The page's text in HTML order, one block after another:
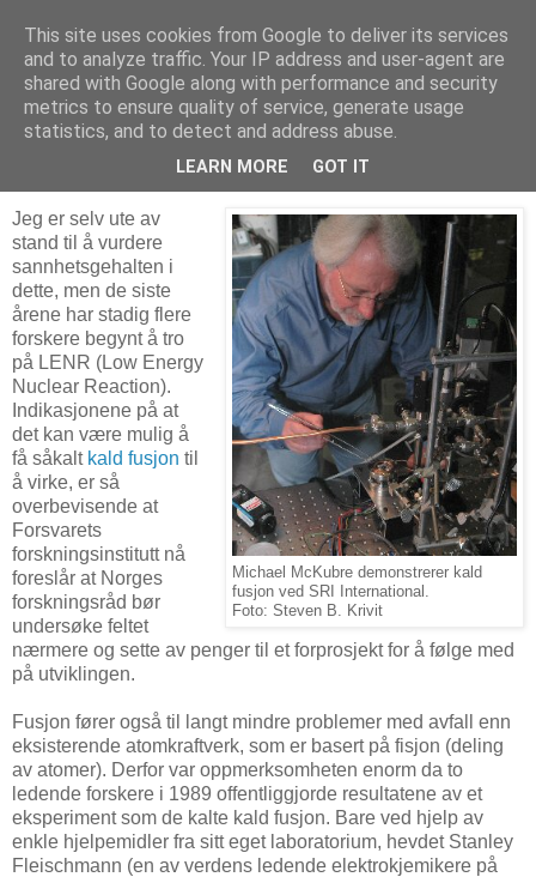
Arkitektur & Miljøteknologi
21 juni 2015
Er kald fusjon fremtidens energikilde?
Michael McKubre demonstrerer kald
fusjon ved SRI International.
Foto: Steven B. Krivit
Jeg er selv ute av
stand til å vurdere
sannhetsgehalten i
dette, men de siste
årene har stadig flere
forskere begynt å tro
på LENR (Low Energy
Nuclear Reaction).
Indikasjonene på at
det kan være mulig å
få såkalt kald fusjon til
å virke, er så
overbevisende at
Forsvarets
forskningsinstitutt nå
foreslår at Norges
forskningsråd bør
undersøke feltet
nærmere og sette av penger til et forprosjekt for å følge med
på utviklingen.
Fusjon fører også til langt mindre problemer med avfall enn
eksisterende atomkraftverk, som er basert på fisjon (deling
av atomer). Derfor var oppmerksomheten enorm da to
ledende forskere i 1989 offentliggjorde resultatene av et
eksperiment som de kalte kald fusjon. Bare ved hjelp av
enkle hjelpemidler fra sitt eget laboratorium, hevdet Stanley
Fleischmann (en av verdens ledende elektrokjemikere på
This site uses cookies from Google to deliver its services
and to analyze traffic. Your IP address and user-agent are
shared with Google along with performance and security
metrics to ensure quality of service, generate usage
statistics, and to detect and address abuse.
LEARN MORE GOT IT